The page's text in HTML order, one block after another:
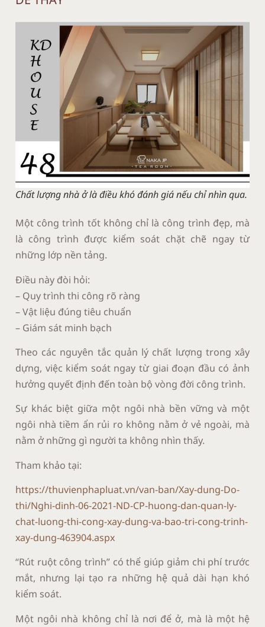
Chất lượng nhà ở là điều khó đánh giá nếu chỉ nhìn qua.
Một công trình tốt không chỉ là công trình đẹp, mà
là công trình được kiểm soát chặt chẽ ngay từ
những lớp nền tảng.
Điều này đòi hỏi:
– Quy trình thi công rõ ràng
– Vật liệu đúng tiêu chuẩn
– Giám sát minh bạch
Theo các nguyên tắc quản lý chất lượng trong xây
dựng, việc kiểm soát ngay từ giai đoạn đầu có ảnh
hưởng quyết định đến toàn bộ vòng đời công trình.
Sự khác biệt giữa một ngôi nhà bền vững và một
ngôi nhà tiềm ẩn rủi ro không nằm ở vẻ ngoài, mà
nằm ở những gì người ta không nhìn thấy.
Tham khảo tại:
https://thuvienphapluat.vn/van-ban/Xay-dung-Do-
thi/Nghi-dinh-06-2021-ND-CP-huong-dan-quan-ly-
chat-luong-thi-cong-xay-dung-va-bao-tri-cong-trinh-
xay-dung-463904.aspx
“Rút ruột công trình” có thể giúp giảm chi phí trước
mắt, nhưng lại tạo ra những hệ quả dài hạn khó
kiểm soát.
Một ngôi nhà không chỉ là nơi để ở, mà là một hệ